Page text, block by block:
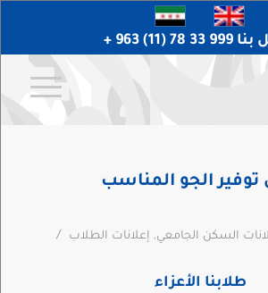
78 (11) 963 +
توفير الجو المناسب
السكن الجامعي, إعلانات الطلاب /
طلابنا الأعزاء